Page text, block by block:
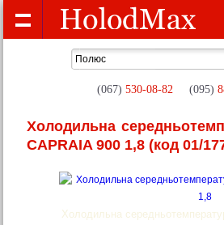
(067) 530-08-82 (095)
Холодильна
CAPRAIA 900 1,8 (код 01/
Холодильна